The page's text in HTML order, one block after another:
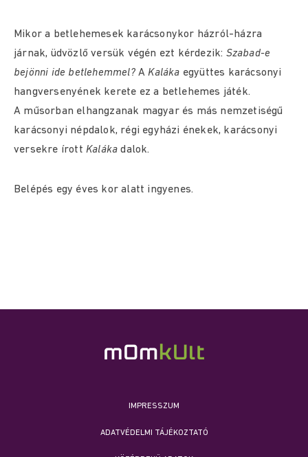
Mikor a betlehemesek karácsonykor házról-házra
járnak, üdvözlő versük végén ezt kérdezik: Szabad-e
bejönni ide betlehemmel?AKaláka együttes karácsonyi
hangversenyének kerete ez a betlehemes játék.
A műsorban elhangzanak magyar és más nemzetiségű
karácsonyi népdalok, régi egyházi énekek, karácsonyi
versekre írott Kaláka dalok.
Belépés egy éves kor alatt ingyenes.
IMPRESSZUM
ADATVÉDELMI TÁJÉKOZTATÓ